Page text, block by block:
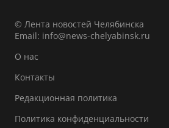
© Лента новостей Челябинска
Email: info@news-chelyabinsk.ru
О нас
Контакты
Редакционная политика
Политика конфиденциальности